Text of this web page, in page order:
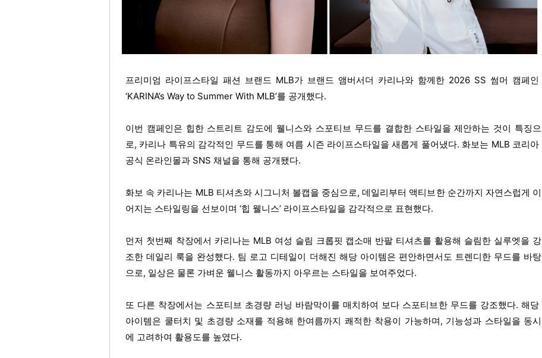
프리미엄 라이프스타일 패션 브랜드 MLB가 브랜드 앰버서더 카리나와 함께한 2026 SS 썸머 캠페인
‘KARINA’s Way to Summer With MLB’를 공개했다.
이번 캠페인은 힙한 스트리트 감도에 웰니스와 스포티브 무드를 결합한 스타일을 제안하는 것이 특징으
로, 카리나 특유의 감각적인 무드를 통해 여름 시즌 라이프스타일을 새롭게 풀어냈다. 화보는 MLB 코리아
공식 온라인몰과 SNS 채널을 통해 공개됐다.
화보 속 카리나는 MLB 티셔츠와 시그니처 볼캡을 중심으로, 데일리부터 액티브한 순간까지 자연스럽게 이
어지는 스타일링을 선보이며 ‘힙 웰니스’ 라이프스타일을 감각적으로 표현했다.
먼저 첫번째 착장에서 카리나는 MLB 여성 슬림 크롭핏 캡소매 반팔 티셔츠를 활용해 슬림한 실루엣을 강
조한 데일리 룩을 완성했다. 팀 로고 디테일이 더해진 해당 아이템은 편안하면서도 트렌디한 무드를 바탕
으로, 일상은 물론 가벼운 웰니스 활동까지 아우르는 스타일을 보여주었다.
또 다른 착장에서는 스포티브 초경량 러닝 바람막이를 매치하여 보다 스포티브한 무드를 강조했다. 해당
아이템은 쿨터치 및 초경량 소재를 적용해 한여름까지 쾌적한 착용이 가능하며, 기능성과 스타일을 동시
에 고려하여 활용도를 높였다.